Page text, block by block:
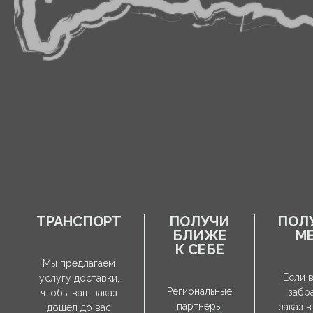
ТРАНСПОРТ
Мы предлагаем
услугу доставки,
чтобы ваш заказ
дошел до вас
ПОЛУЧИ
БЛИЖЕ
К СЕБЕ
Региональные
партнеры
Если
заказ